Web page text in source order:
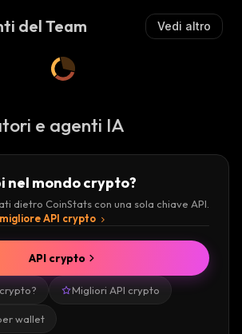
del Team Vedi altro
e agenti IA
nel mondo crypto?
dietro CoinStats con una sola chiave API.
API crypto
Migliori API crypto
wallet
API crypto